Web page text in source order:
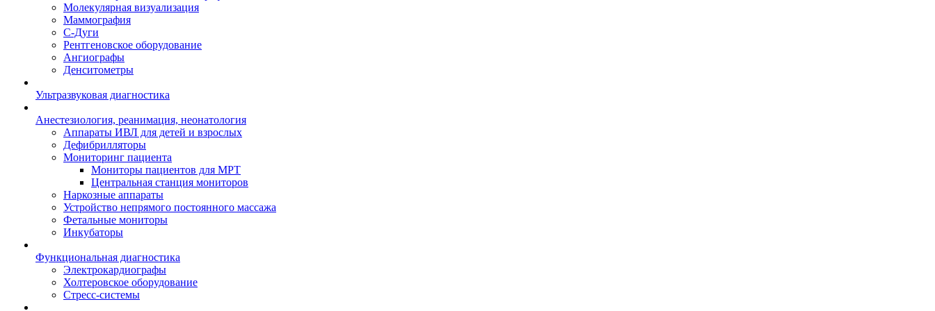
Молекулярная визуализация
Маммография
С-Дуги
Рентгеновское оборудование
Ангиографы
Денситометры
Ультразвуковая диагностика
Анестезиология, реанимация, неонатология
Аппараты ИВЛ для детей и взрослых
Дефибрилляторы
Мониторинг пациента
Мониторы пациентов для МРТ
Центральная станция мониторов
Наркозные аппараты
Устройство непрямого постоянного массажа
Фетальные мониторы
Инкубаторы
Функциональная диагностика
Электрокардиографы
Холтеровское оборудование
Стресс-системы